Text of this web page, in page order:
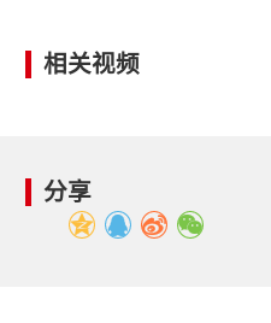
相关视频
分享